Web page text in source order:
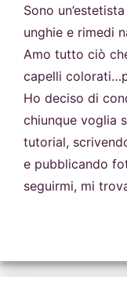
Sono
unghie e rimedi
Amo tutto ciò
capelli
Ho deciso di
chiunque voglia
tutorial,
e pubblicando
seguirmi, mi